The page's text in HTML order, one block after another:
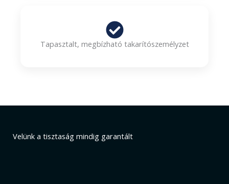
Tapasztalt, megbízható takarítószemélyzet
Velünk a tisztaság mindig garantált